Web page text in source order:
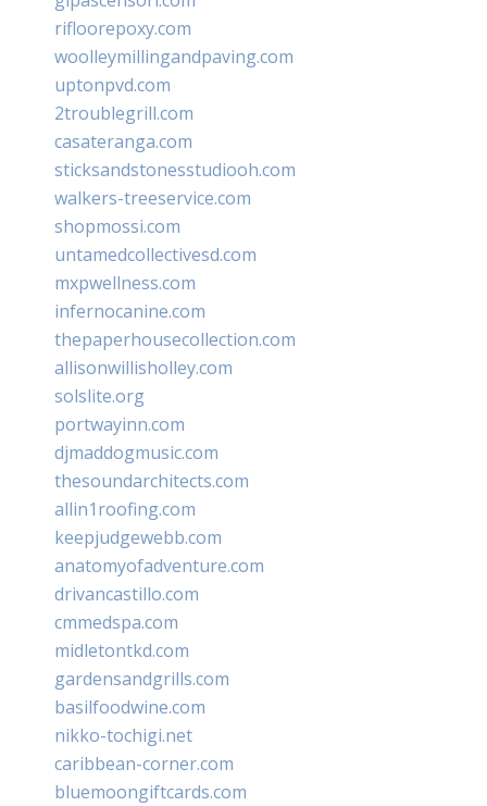
rifloorepoxy.com
woolleymillingandpaving.com
uptonpvd.com
2troublegrill.com
casateranga.com
sticksandstonesstudiooh.com
walkers-treeservice.com
shopmossi.com
untamedcollectivesd.com
mxpwellness.com
infernocanine.com
thepaperhousecollection.com
allisonwillisholley.com
solslite.org
portwayinn.com
djmaddogmusic.com
thesoundarchitects.com
allin1roofing.com
keepjudgewebb.com
anatomyofadventure.com
drivancastillo.com
cmmedspa.com
midletontkd.com
gardensandgrills.com
basilfoodwine.com
nikko-tochigi.net
caribbean-corner.com
bluemoongiftcards.com